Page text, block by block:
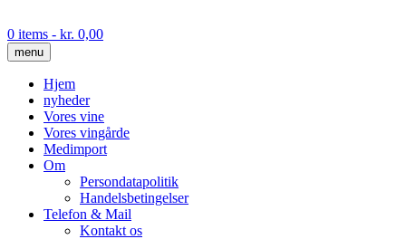
to
content
0 items - kr. 0,00
menu
Hjem
nyheder
Vores vine
Vores vingårde
Medimport
Om
Persondatapolitik
Handelsbetingelser
Telefon & Mail
Kontakt os